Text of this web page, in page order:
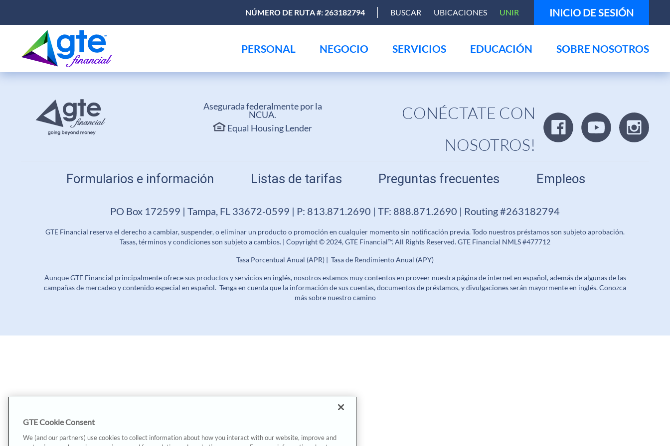
NÚMERO DE RUTA #: 263182794 BUSCAR UBICACIONES UNIR INICIO DE SESIÓN
PERSONAL NEGOCIO SERVICIOS EDUCACIÓN SOBRE NOSOTROS
Asegurada federalmente por la
NCUA.
Equal Housing Lender
CONÉCTATE CON
NOSOTROS!
Formularios e información Listas de tarifas Preguntas frecuentes Empleos
PO Box 172599 | Tampa, FL 33672-0599 | P: 813.871.2690 | TF: 888.871.2690 | Routing #263182794
GTE Financial reserva el derecho a cambiar, suspender, o eliminar un producto o promoción en cualquier momento sin notificación previa. Todo nuestros préstamos son subjeto aprobación.
Tasas, términos y condiciones son subjeto a cambios. | Copyright © 2024, GTE Financial™. All Rights Reserved. GTE Financial NMLS #477712
Tasa Porcentual Anual (APR) | Tasa de Rendimiento Anual (APY)
Aunque GTE Financial principalmente ofrece sus productos y servicios en inglés, nosotros estamos muy contentos en proveer nuestra página de internet en español, además de algunas de las
campañas de mercadeo y contenido especial en español. Tenga en cuenta que la información de sus cuentas, documentos de préstamos, y divulgaciones serán mayormente en inglés. Conozca
más sobre nuestro camino
GTE Cookie Consent
We (and our partners) use cookies to collect information about how you interact with our website, improve and